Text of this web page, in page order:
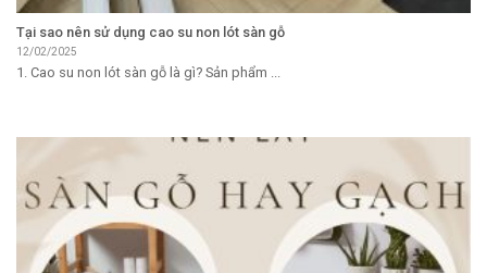
Tại sao nên sử dụng cao su non lót sàn gỗ
12/02/2025
1. Cao su non lót sàn gỗ là gì? Sản phẩm ...